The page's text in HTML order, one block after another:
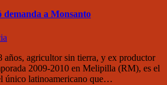
a Monsanto
años, agricultor sin tierra, y ex productor
2009-2010 en Melipilla (RM), es el
único latinoamericano que…